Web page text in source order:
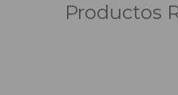
Productos